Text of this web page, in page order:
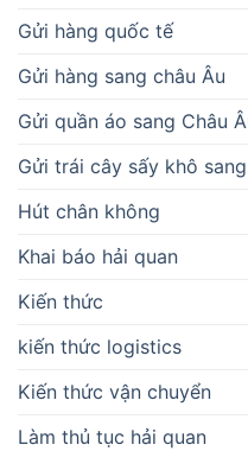
Gửi hàng quốc tế
Gửi hàng sang châu Âu
Gửi quần áo sang Châu
Gửi trái cây sấy khô
Hút chân không
Khai báo hải quan
Kiến thức
kiến thức logistics
Kiến thức vận chuyển
Làm thủ tục hải quan